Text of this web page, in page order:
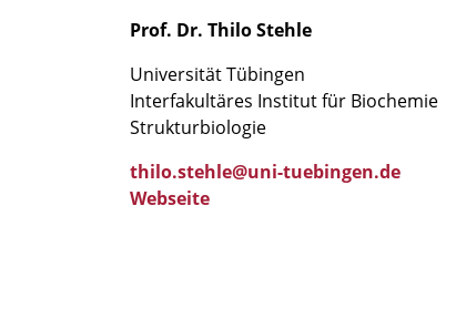
Prof. Dr. Thilo Stehle
Universität Tübingen
Interfakultäres Institut für Biochemie
Strukturbiologie
thilo.stehle@uni-tuebingen.de
Webseite